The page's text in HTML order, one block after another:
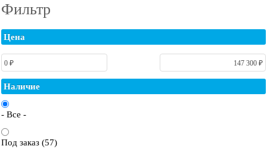
Фильтр
Цена
Наличие
- Все -
Под заказ (57)